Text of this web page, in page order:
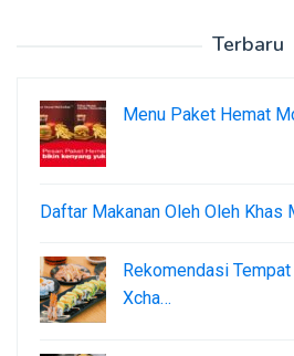
Terbaru
Menu Paket Hemat
Daftar Makanan Oleh Oleh Khas
Rekomendasi
Xcha…